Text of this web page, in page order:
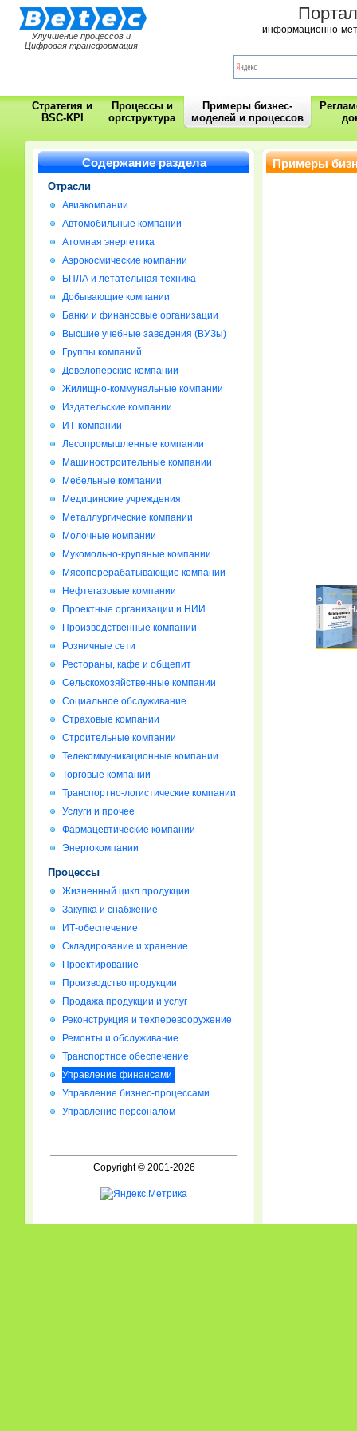
Улучшение процессов и
Цифровая трансформация
информационно-
Стратегия и
BSC-KPI
Процессы и
оргструктура
Примеры бизнес-
моделей и процессов
Содержание раздела
Отрасли
Авиакомпании
Автомобильные компании
Атомная энергетика
Аэрокосмические компании
БПЛА и летательная техника
Добывающие компании
Банки и финансовые организации
Высшие учебные заведения (ВУЗы)
Группы компаний
Девелоперские компании
Жилищно-коммунальные компании
Издательские компании
ИТ-компании
Лесопромышленные компании
Машиностроительные компании
Мебельные компании
Медицинские учреждения
Металлургические компании
Молочные компании
Мукомольно-крупяные компании
Мясоперерабатывающие компании
Нефтегазовые компании
Проектные организации и НИИ
Производственные компании
Розничные сети
Рестораны, кафе и общепит
Сельскохозяйственные компании
Социальное обслуживание
Страховые компании
Строительные компании
Телекоммуникационные компании
Торговые компании
Транспортно-логистические компании
Услуги и прочее
Фармацевтические компании
Энергокомпании
Процессы
Жизненный цикл продукции
Закупка и снабжение
ИТ-обеспечение
Складирование и хранение
Проектирование
Производство продукции
Продажа продукции и услуг
Реконструкция и техперевооружение
Ремонты и обслуживание
Транспортное обеспечение
Управление финансами
Управление бизнес-процессами
Управление персоналом
Copyright © 2001-2026
Примеры